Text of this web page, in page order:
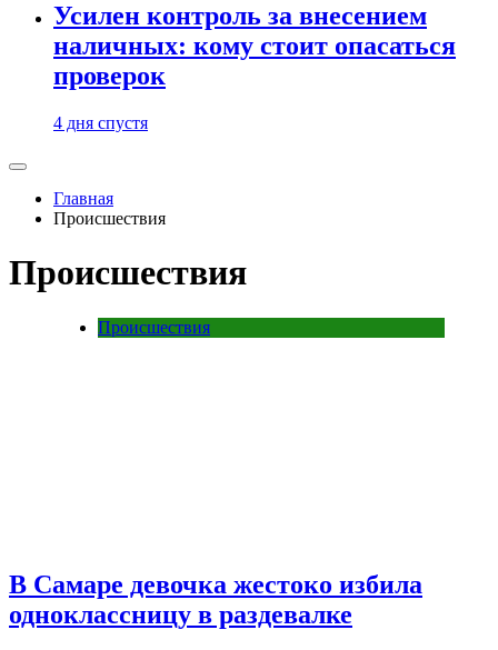
Усилен контроль за внесением
наличных: кому стоит опасаться
проверок
4 дня спустя
Главная
Происшествия
Происшествия
Происшествия
В Самаре девочка жестоко избила
одноклассницу в раздевалке